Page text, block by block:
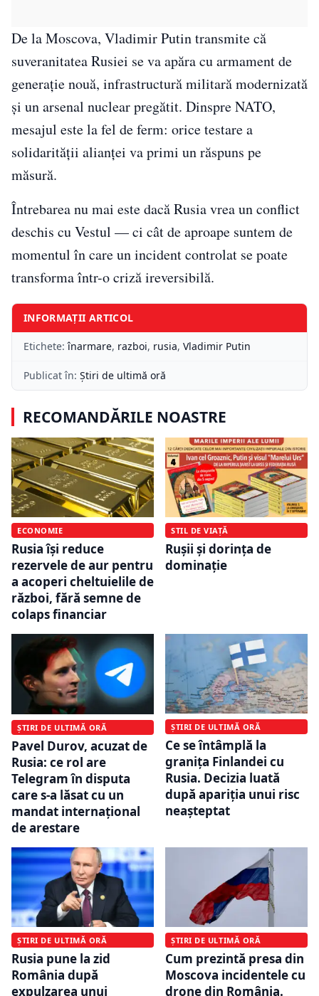
De la Moscova, Vladimir Putin transmite că
suveranitatea Rusiei se va apăra cu armament de
generație nouă, infrastructură militară modernizată
și un arsenal nuclear pregătit. Dinspre NATO,
mesajul este la fel de ferm: orice testare a
solidarității alianței va primi un răspuns pe
măsură.
Întrebarea nu mai este dacă Rusia vrea un conflict
deschis cu Vestul — ci cât de aproape suntem de
momentul în care un incident controlat se poate
transforma într-o criză ireversibilă.
INFORMAȚII ARTICOL
Etichete:înarmare, razboi, rusia, Vladimir Putin
Publicat în: Știri de ultimă oră
RECOMANDĂRILE NOASTRE
ECONOMIE
Rusia își reduce
rezervele de aur pentru
a acoperi cheltuielile de
război, fără semne de
colaps financiar
STIL DE VIAȚĂ
Rușii și dorința de
dominație
ȘTIRI DE ULTIMĂ ORĂ
Pavel Durov, acuzat de
Rusia: ce rol are
Telegram în disputa
care s-a lăsat cu un
mandat internațional
de arestare
ȘTIRI DE ULTIMĂ ORĂ
Ce se întâmplă la
granița Finlandei cu
Rusia. Decizia luată
după apariția unui risc
neașteptat
ȘTIRI DE ULTIMĂ ORĂ
Rusia pune la zid
România după
expulzarea unui
ȘTIRI DE ULTIMĂ ORĂ
Cum prezintă presa din
Moscova incidentele cu
drone din România.